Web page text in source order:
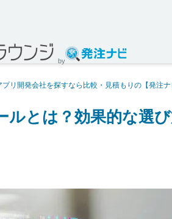
by
リ開発会社を探すなら比較・見積もりの【発注ナ
ルとは？効果的な選